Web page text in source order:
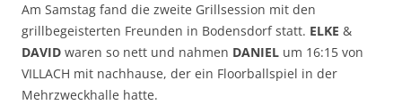
Am Samstag fand die zweite Grillsession mit den
grillbegeisterten Freunden in Bodensdorf statt. ELKE &
DAVID waren so nett und nahmen DANIEL um 16:15 von
VILLACH mit nachhause, der ein Floorballspiel in der
Mehrzweckhalle hatte.